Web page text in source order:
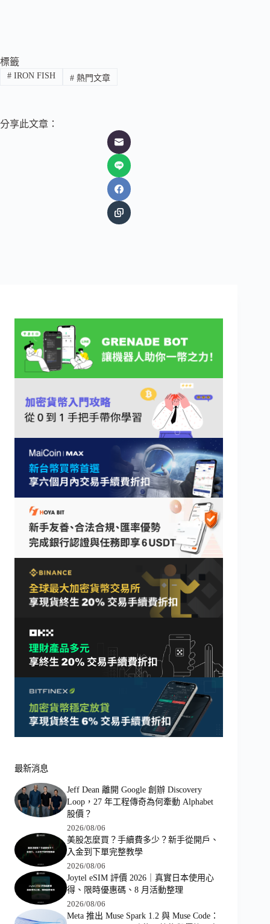
標籤
#IRON FISH #熱門文章
分享此文章：
最新消息
Jeff Dean 離開 Google 創辦 Discovery
Loop，27 年工程傳奇為何牽動 Alphabet
股價？
2026/08/06
美股怎麼買？手續費多少？新手從開戶、
入金到下單完整教學
2026/08/06
Joytel eSIM 評價 2026｜真實日本使用心
得、限時優惠碼、8 月活動整理
2026/08/06
Meta 推出 Muse Spark 1.2 與 Muse Code：